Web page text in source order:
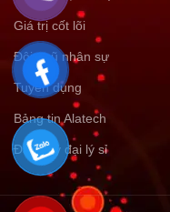
Giá trị cốt lõi
Đội ngũ nhân sự
Tuyển dụng
Bảng tin Alatech
Đăng ký đại lý sỉ